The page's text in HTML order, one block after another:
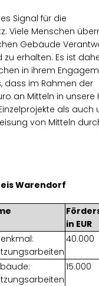
Signal für die
Viele Menschen
Gebäude
erhalten. Es ist
in ihrem
dass im Rahmen der
an Mitteln in unsere
als auch
von Mitteln
Warendorf
in EUR
40.000
15.000